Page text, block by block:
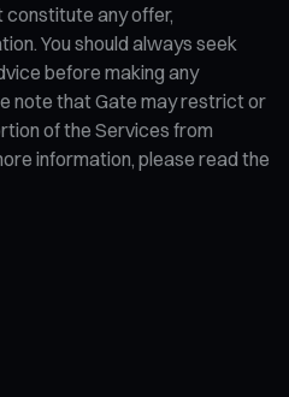
constitute any offer,
You should always seek
before making any
note that Gate may restrict or
of the Services from
information, please read the